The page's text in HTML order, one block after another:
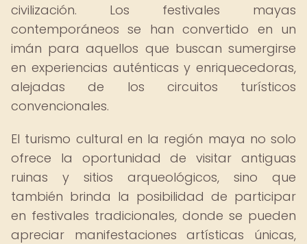
civilización. Los festivales mayas
contemporáneos se han convertido en un
imán para aquellos que buscan sumergirse
en experiencias auténticas y enriquecedoras,
alejadas de los circuitos turísticos
convencionales.
El turismo cultural en la región maya no solo
ofrece la oportunidad de visitar antiguas
ruinas y sitios arqueológicos, sino que
también brinda la posibilidad de participar
en festivales tradicionales, donde se pueden
apreciar manifestaciones artísticas únicas,